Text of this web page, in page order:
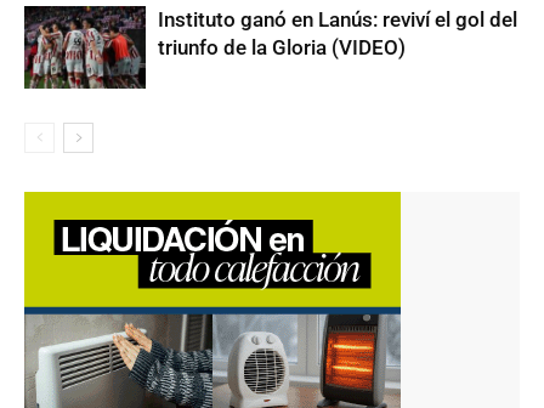
Instituto ganó en Lanús: reviví el gol del
triunfo de la Gloria (VIDEO)